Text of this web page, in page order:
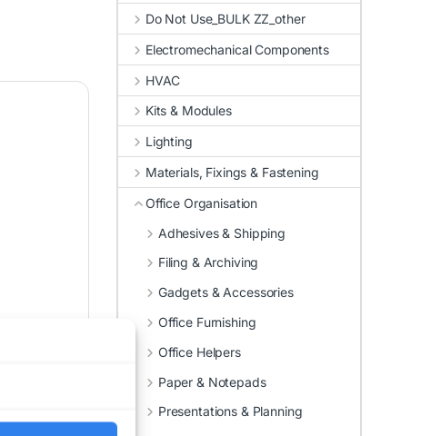
Do Not Use_BULK ZZ_other
Electromechanical Components
HVAC
Kits & Modules
Lighting
Materials, Fixings & Fastening
Office Organisation
Adhesives & Shipping
Filing & Archiving
Gadgets & Accessories
Office Furnishing
Office Helpers
Paper & Notepads
Presentations & Planning